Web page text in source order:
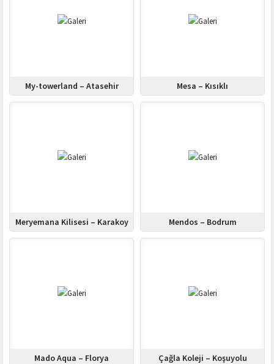
My-towerland – Atasehir Mesa – Kısıklı
Meryemana Kilisesi – Karakoy Mendos – Bodrum
Mado Aqua – Florya Çağla Koleji – Koşuyolu